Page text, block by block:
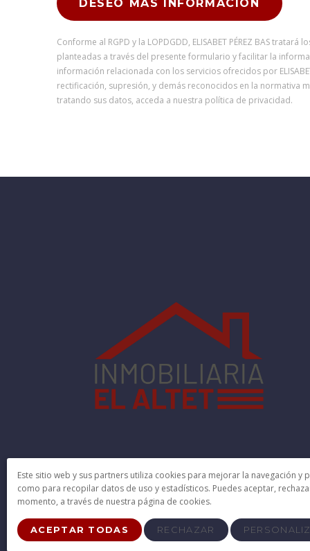
Conforme al RGPD y la LOPDGDD, ELISABET PÉREZ BAS
planteadas a través del presente formulario y facilitar la
información relacionada con los servicios ofrecidos por
rectificación, supresión, y demás reconocidos en la normativa
tratando sus datos, acceda a nuestra política de privacidad.
© 2026 El Altet · Creado conVendomia.
Este sitio web y sus partners utiliza cookies para mejorar la navegación
como para recopilar datos de uso y estadísticos. Puedes aceptar,
momento, a través de nuestra página de cookies.
ACEPTAR TODAS RECHAZAR